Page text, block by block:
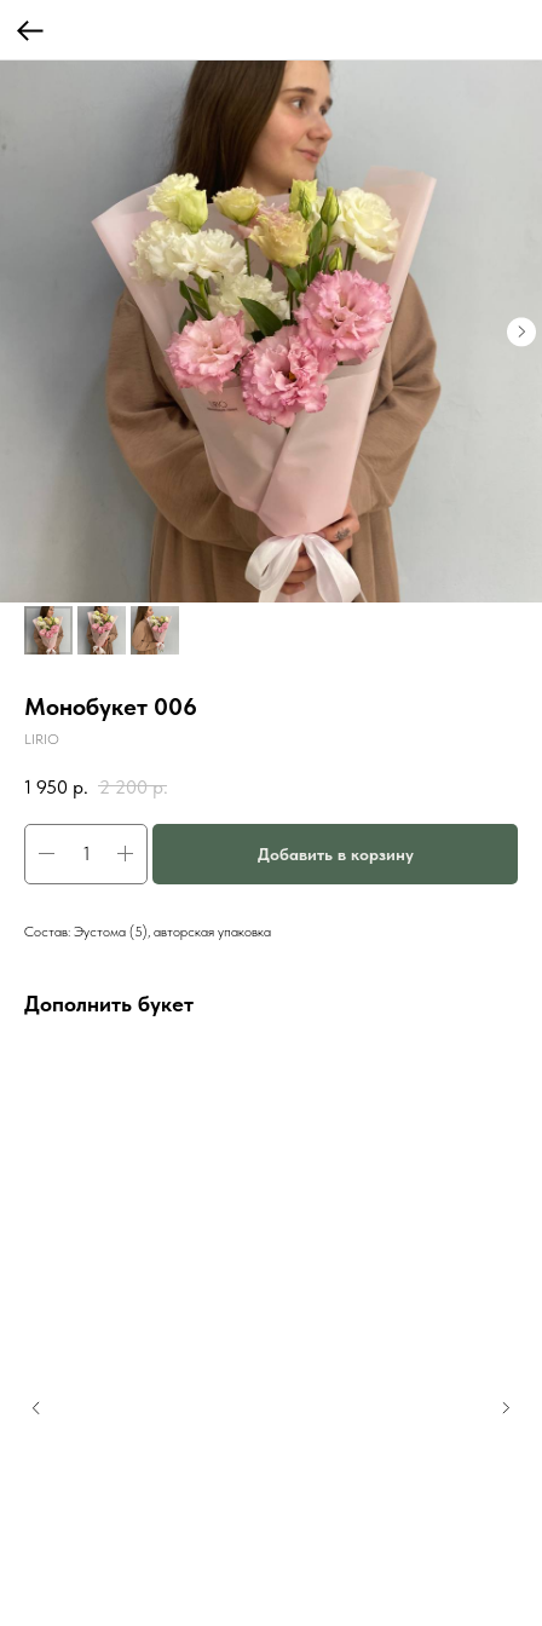
Монобукет 006
LIRIO
1 950 р. 2 200 р.
Добавить в корзину
Состав: Эустома (5), авторская упаковка
Дополнить букет